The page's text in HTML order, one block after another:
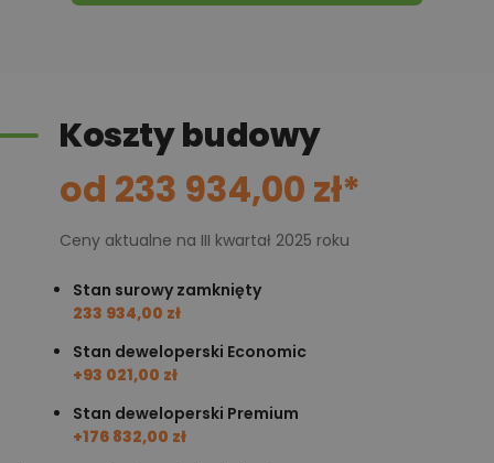
Koszty budowy
od 233 934,00 zł*
Ceny aktualne na III kwartał 2025 roku
Stan surowy zamknięty
233 934,00 zł
Stan deweloperski Economic
+93 021,00 zł
Stan deweloperski Premium
+176 832,00 zł